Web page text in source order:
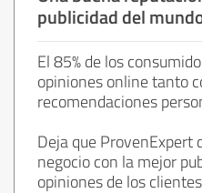
publicidad del
El 85% de los
opiniones online tanto
recomendaciones
Deja que ProvenExpert
negocio con la mejor
opiniones de los